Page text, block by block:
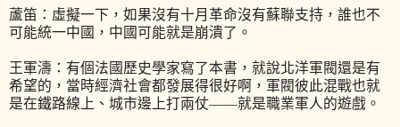
蘆笛：虛擬一下，如果沒有十月革命沒有蘇聯支持，誰也不
可能統一中國，中國可能就是崩潰了。
王軍濤：有個法國歷史學家寫了本書，就說北洋軍閥還是有
希望的，當時經濟社會都發展得很好啊，軍閥彼此混戰也就
是在鐵路線上、城市邊上打兩仗——就是職業軍人的遊戲。